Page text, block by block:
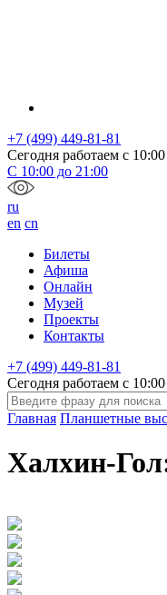
+7 (499) 449-81-81
Сегодня работаем с 10:00
С 10:00 до 21:00
ru
en cn
Билеты
Афиша
Онлайн
Музей
Проекты
Контакты
+7 (499) 449-81-81
Сегодня работаем с 10:00
Главная Планшетные
Халхин-